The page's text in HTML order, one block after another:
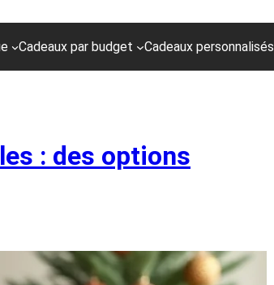
Cadeaux par budget Cadeaux personnalisés
: des options